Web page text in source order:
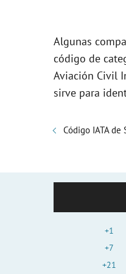
Algunas
código de
Aviación Civil
sirve para
Código IATA de
+1
+7
+21